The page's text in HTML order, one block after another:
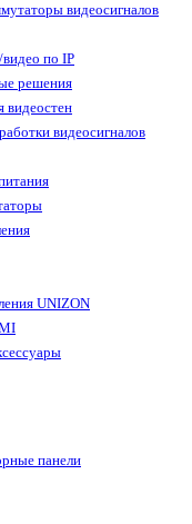
видеосигналов
по IP
решения
видеостен
видеосигналов
UNIZON
панели